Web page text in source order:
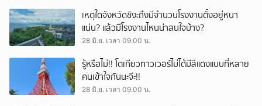
เหตุใดจังหวัดชิงะถึงมีจำนวนโรงงานตั้งอยู่หนา
แน่น? แล้วมีโรงงานไหนน่าสนใจบ้าง?
28 มิ.ย. เวลา 09.00 น.
รู้หรือไม่!! โตเกียวทาวเวอร์ไม่ได้มีสีแดงแบบที่หลาย
คนเข้าใจกันนะจ๊ะ!!
28 มิ.ย. เวลา 09.00 น.